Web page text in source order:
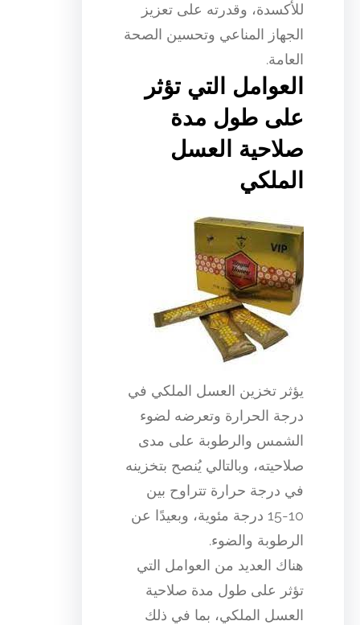
للأكسدة، وقدرته على تعزيز
الجهاز المناعي وتحسين الصحة
العامة.
العوامل التي تؤثر
على طول مدة
صلاحية العسل
الملكي
يؤثر تخزين العسل الملكي في
درجة الحرارة وتعرضه لضوء
الشمس والرطوبة على مدى
صلاحيته، وبالتالي يُنصح بتخزينه
في درجة حرارة تتراوح بين
10-15 درجة مئوية، وبعيدًا عن
الرطوبة والضوء.
هناك العديد من العوامل التي
تؤثر على طول مدة صلاحية
العسل الملكي، بما في ذلك